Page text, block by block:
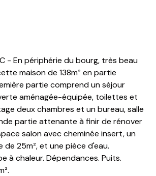
- En périphérie du bourg, très beau
maison de 138m² en partie
partie comprend un séjour
aménagée-équipée, toilettes et
deux chambres et un bureau, salle
partie attenante à finir de rénover
salon avec cheminée insert, un
de 25m², et une pièce d'eau.
à chaleur. Dépendances. Puits.